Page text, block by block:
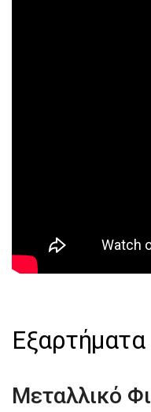
Εξαρτήματα
Μεταλλικό